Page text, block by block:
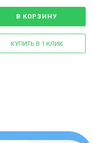
В КОРЗИНУ
КУПИТЬ В 1 КЛИК